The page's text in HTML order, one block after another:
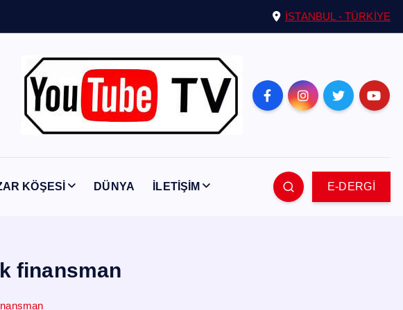
İSTANBUL - TÜRKİYE
KÖŞESİ DÜNYA İLETİŞİM E-DERGİ
finansman